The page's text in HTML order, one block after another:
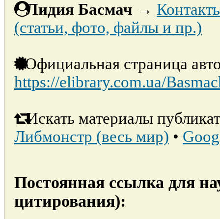
Лидия Басмач →
(статьи, фото, файлы и пр.)
Официальная страница
https://elibrary.com.ua/
Искать материалы
Либмонстр (весь мир) •
Постоянная ссылка для
цитирования):